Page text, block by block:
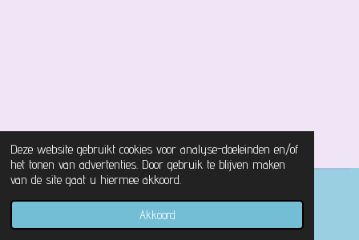
Deze website gebruikt cookies voor analyse-doeleinden en/of
het tonen van advertenties. Door gebruik te blijven maken
van de site gaat u hiermee akkoord.
Akkoord